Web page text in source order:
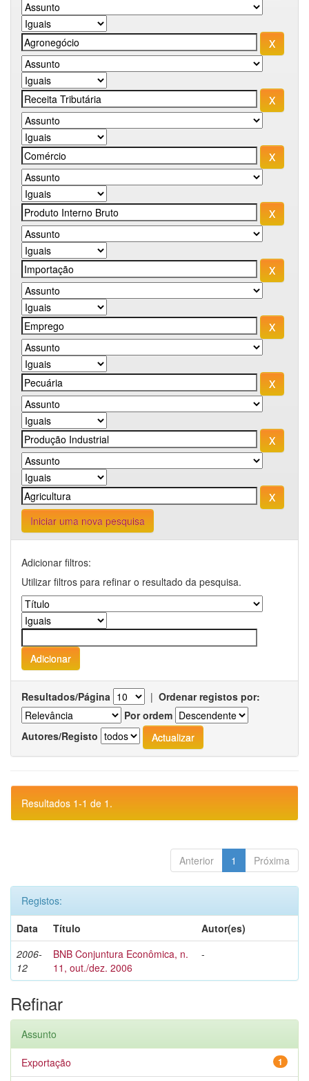
Iniciar uma nova pesquisa
Adicionar filtros:
Utilizar filtros para refinar o resultado da pesquisa.
Resultados/Página | Ordenar registos por:
Por ordem
Autores/Registo
Resultados 1-1 de 1.
Anterior 1 Próxima
Registos:
Data
Título
Autor(es)
2006-
12
BNB Conjuntura Econômica, n.
11, out./dez. 2006
-
Refinar
Assunto
1
Exportação